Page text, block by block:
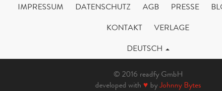
IMPRESSUM DATENSCHUTZ AGB PRESSE
KONTAKT
VERLAGE
DEUTSCH
© 2016 readfy GmbH
developed with ♥ byJohnny Bytes